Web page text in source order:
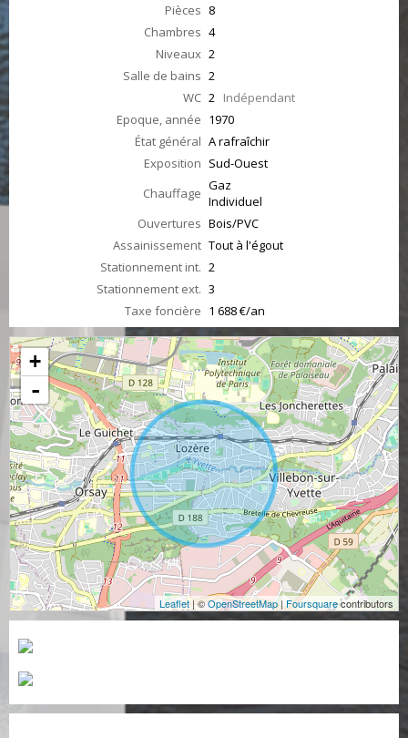
Pièces 8
Chambres 4
Niveaux 2
Salle de bains 2
WC 2 Indépendant
Epoque, année 1970
État général A rafraîchir
Exposition Sud-Ouest
Chauffage Gaz
Individuel
Ouvertures Bois/PVC
Assainissement Tout à l'égout
Stationnement int. 2
Stationnement ext. 3
Taxe foncière 1 688 €/an
+
-
Leaflet| ©OpenStreetMap| Foursquarecontributors